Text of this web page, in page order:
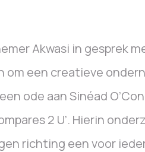
Akwasi in gesprek
om een creatieve
ode aan Sinéad
2 U’. Hierin
richting een voor